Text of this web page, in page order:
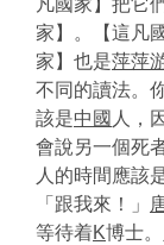
凡國家】把它
家】。【這凡
家】也是萍萍
不同的讀法。
該是中國 人，
會說另一個死
人的時間應該
「跟我來！」
等待着K博士。